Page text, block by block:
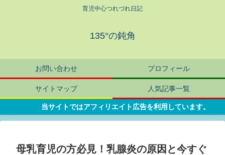
育児中心つれづれ日記
135°の鈍角
お問い合わせ プロフィール
サイトマップ 人気記事一覧
当サイトではアフィリエイト広告を利用しています。
母乳育児の方必見！乳腺炎の原因と今すぐ